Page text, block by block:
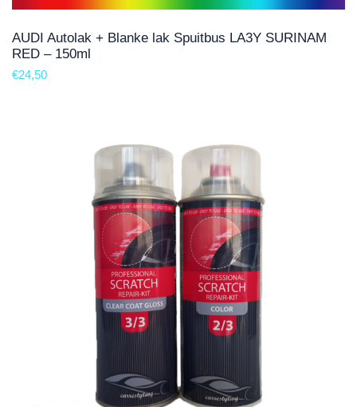
AUDI Autolak + Blanke lak Spuitbus LA3Y SURINAM
RED – 150ml
€24,50